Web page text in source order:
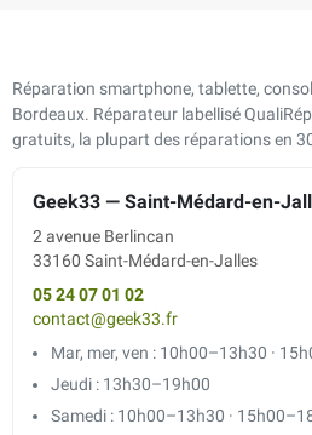
Réparation smartphone, tablette,
Bordeaux. Réparateur labellisé
gratuits, la plupart des réparations en
Geek33 — Saint-Médard-en-
2 avenue Berlincan
33160 Saint-Médard-en-Jalles
05 24 07 01 02
contact@geek33.fr
Mar, mer, ven : 10h00–13h30 ·
Jeudi : 13h30–19h00
Samedi : 10h00–13h30 ·